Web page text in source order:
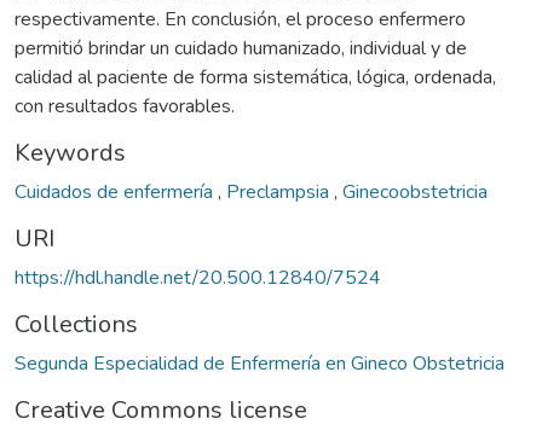
respectivamente. En conclusión, el proceso enfermero
permitió brindar un cuidado humanizado, individual y de
calidad al paciente de forma sistemática, lógica, ordenada,
con resultados favorables.
Keywords
Cuidados de enfermería , Preclampsia , Ginecoobstetricia
URI
https://hdl.handle.net/20.500.12840/7524
Collections
Segunda Especialidad de Enfermería en Gineco Obstetricia
Creative Commons license